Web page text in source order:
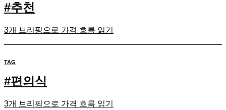
#추천
3개 브리핑으로 가격 흐름 읽기
TAG
#편의식
3개 브리핑으로 가격 흐름 읽기